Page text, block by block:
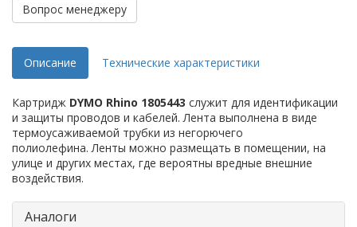
Вопрос менеджеру
Описание Технические характеристики
Картридж DYMO Rhino 1805443 служит для идентификации
и защиты проводов и кабелей. Лента выполнена в виде
термоусаживаемой трубки из негорючего
полиолефина. Ленты можно размещать в помещении, на
улице и других местах, где вероятны вредные внешние
воздействия.
Аналоги